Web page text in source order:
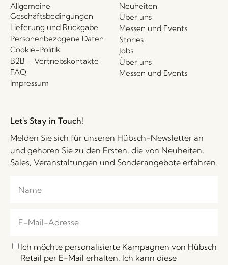
Allgemeine
Geschäftsbedingungen
Lieferung und Rückgabe
Personenbezogene Daten
Cookie-Politik
B2B – Vertriebskontakte
FAQ
Impressum
Neuheiten
Über uns
Messen und Events
Stories
Jobs
Über uns
Messen und Events
Let's Stay in Touch!
Melden Sie sich für unseren Hübsch-Newsletter an
und gehören Sie zu den Ersten, die von Neuheiten,
Sales, Veranstaltungen und Sonderangebote erfahren.
Ich möchte personalisierte Kampagnen von Hübsch
Retail per E-Mail erhalten. Ich kann diese